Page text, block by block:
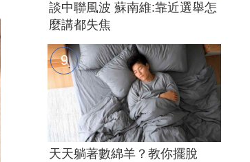
談中聯風波 蘇南維:靠近選舉怎
麼講都失焦
天天躺著數綿羊？教你擺脫